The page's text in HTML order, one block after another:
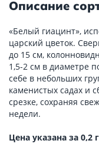
Описание
«Белый гиацинт»,
царский цветок.
до 15 см,
1,5-2 см в диаметре
себе в небольших
каменистых садах и
срезке, сохраняя
недели.
Цена указана за 0,2